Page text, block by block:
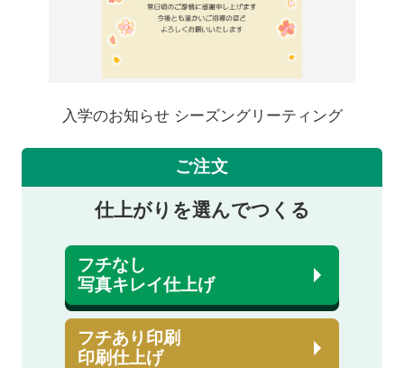
入学のお知らせ シーズングリーティング
ご注文
仕上がりを選んでつくる
フチなし
写真キレイ仕上げ
フチあり印刷
印刷仕上げ